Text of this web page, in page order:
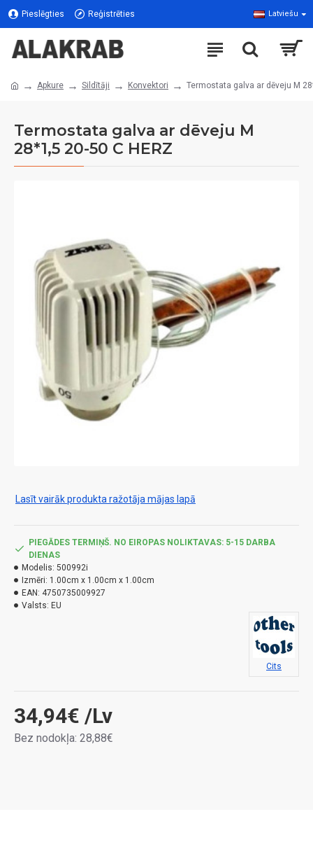
Pieslēgties Reģistrēties Latviešu
Apkure Sildītāji Konvektori Termostata galva ar dēveju M
Termostata galva ar dēveju M
28*1,5 20-50 C HERZ
Lasīt vairāk produkta ražotāja mājas lapā
34,94€ /Lv
Bez nodokļa: 28,88€
PIEGĀDES TERMIŅŠ. NO EIROPAS NOLIKTAVAS: 5-15 DARBA
DIENAS
Modelis: 500992i
Izmēri: 1.00cm x 1.00cm x 1.00cm
EAN: 4750735009927
Valsts: EU
Cits